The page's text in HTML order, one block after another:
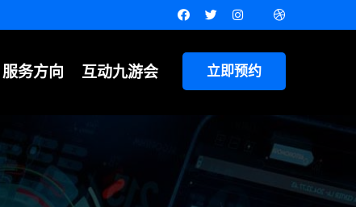
服务方向 互动九游会 立即预约